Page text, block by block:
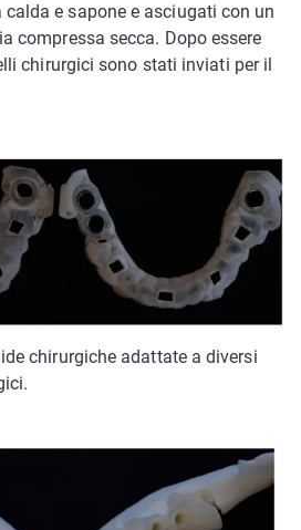
e sapone e asciugati con un
compressa secca. Dopo essere
chirurgici sono stati inviati per il
chirurgiche adattate a diversi